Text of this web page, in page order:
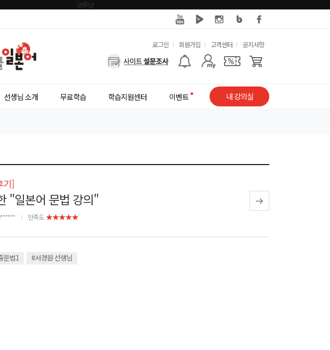
유
용
로그인 회원가입 고객센터 공지사항
사
메
선생님 소개 무료학습 학습지원센터 이벤트 내 강의실
기]
"일본어 문법 강의"
만족도 ★★★★★
문법1 #서경원 선생님